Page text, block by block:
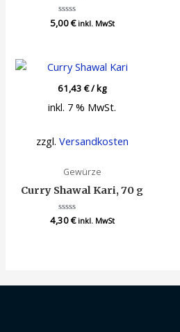
Bewertet
mit
5,00€ inkl. MwSt
61,43€/kg
inkl. 7 % MwSt.
zzgl. Versandkosten
Gewürze
Curry Shawal Kari, 70 g
Bewertet
4,30€ inkl. MwSt